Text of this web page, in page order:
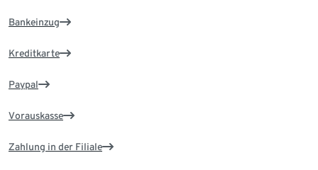
Bankeinzug
Kreditkarte
Paypal
Vorauskasse
Zahlung in der Filiale